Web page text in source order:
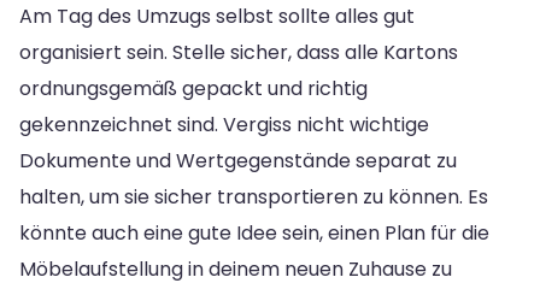
Am Tag des Umzugs selbst sollte alles gut
organisiert sein. Stelle sicher, dass alle Kartons
ordnungsgemäß gepackt und richtig
gekennzeichnet sind. Vergiss nicht wichtige
Dokumente und Wertgegenstände separat zu
halten, um sie sicher transportieren zu können. Es
könnte auch eine gute Idee sein, einen Plan für die
Möbelaufstellung in deinem neuen Zuhause zu